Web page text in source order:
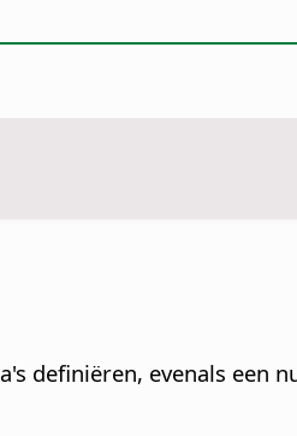
definiëren, evenals een